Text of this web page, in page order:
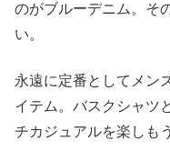
のがブルーデニム。 そ
い。
永遠に定番としてメン
イテム。 バスクシャツ
チカジュアルを楽 しも